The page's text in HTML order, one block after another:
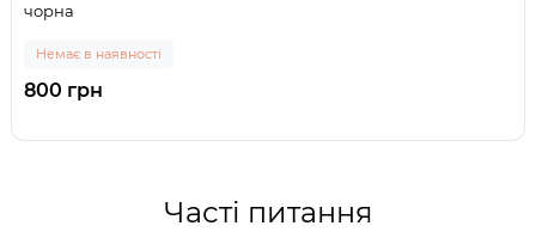
чорна
Немає в наявності
800 грн
Часті питання